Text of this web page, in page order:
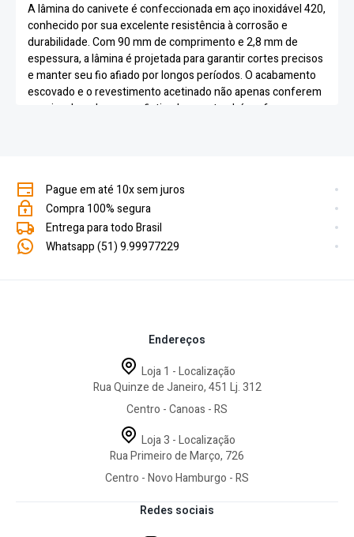
A lâmina do canivete é confeccionada em aço inoxidável 420,
conhecido por sua excelente resistência à corrosão e
durabilidade. Com 90 mm de comprimento e 2,8 mm de
espessura, a lâmina é projetada para garantir cortes precisos
e manter seu fio afiado por longos períodos. O acabamento
escovado e o revestimento acetinado não apenas conferem
um visual moderno e sofisticado, mas também oferecem
com anel de Teflon, que assegura um acesso rápido e
eficiente à lâmina, tornando-o uma ferramenta confiável e
prática para qualquer situação. A garantia do produto é de 3
meses, o que oferece uma segurança adicional ao
consumidor.
Pague em até 10x sem juros
Compra 100% segura
Entrega para todo Brasil
Whatsapp (51) 9.99977229
Redes sociais
Endereços
Loja 1 - Localização
Rua Quinze de Janeiro, 451 Lj. 312
Centro - Canoas - RS
Loja 3 - Localização
Rua Primeiro de Março, 726
Centro - Novo Hamburgo - RS